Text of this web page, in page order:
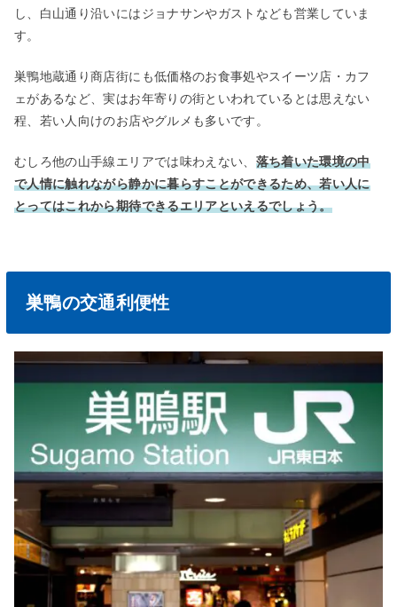
し、白山通り沿いにはジョナサンやガストなども営業していま
す。
巣鴨地蔵通り商店街にも低価格のお食事処やスイーツ店・カフ
ェがあるなど、実はお年寄りの街といわれているとは思えない
程、若い人向けのお店やグルメも多いです。
むしろ他の山手線エリアでは味わえない、 落ち着いた環境の中
で人情に触れながら静かに暮らすことができるため、若い人に
とってはこれから期待できるエリアといえるでしょう。
巣鴨の交通利便性